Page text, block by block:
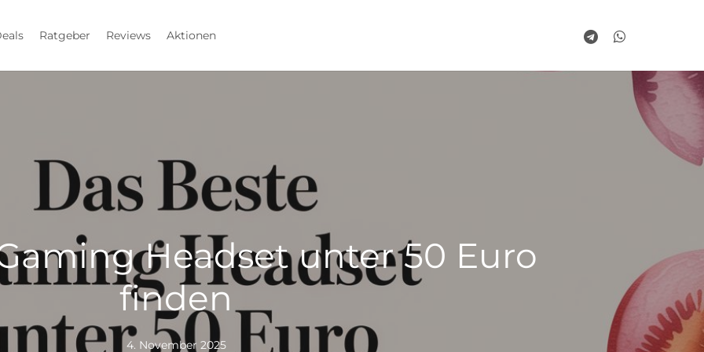
Ratgeber Reviews Aktionen telegramwhatsapp
Headset unter 50 Euro
finden
4. November 2025